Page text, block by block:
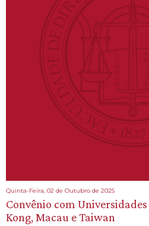
Quinta-Feira, 02 de Outubro de 2025
Convênio com
Kong, Macau e Taiwan